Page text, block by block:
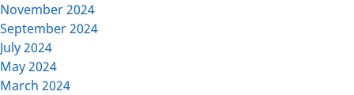
November 2024
September 2024
July 2024
May 2024
March 2024